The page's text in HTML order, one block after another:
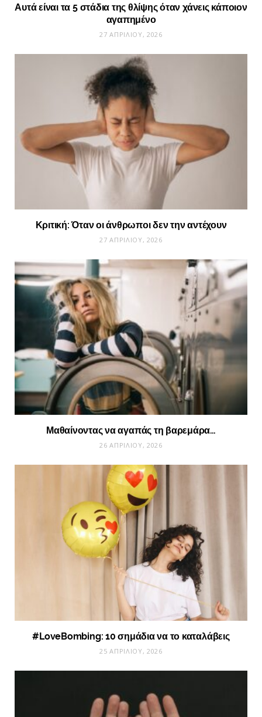
Αυτά είναι τα 5 στάδια της θλίψης όταν χάνεις κάποιον
αγαπημένο
27 ΑΠΡΙΛΊΟΥ, 2026
Κριτική: Όταν οι άνθρωποι δεν την αντέχουν
27 ΑΠΡΙΛΊΟΥ, 2026
Μαθαίνοντας να αγαπάς τη βαρεμάρα…
26 ΑΠΡΙΛΊΟΥ, 2026
#LoveBombing: 10 σημάδια να το καταλάβεις
25 ΑΠΡΙΛΊΟΥ, 2026